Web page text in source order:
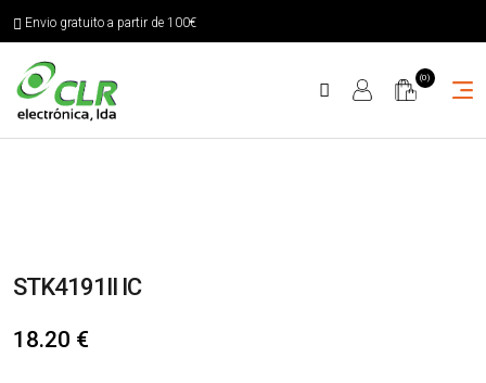
Envio gratuito a partir de 100€
(0)
STK4191II IC
18.20 €